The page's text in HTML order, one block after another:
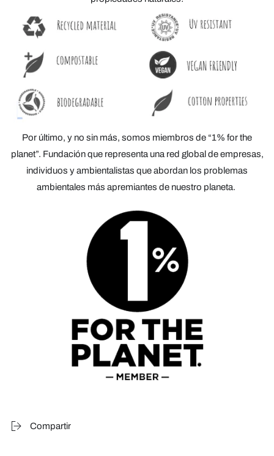
Por último, y no sin más, somos miembros de “1% for the
planet”. Fundación que representa una red global de empresas,
individuos y ambientalistas que abordan los problemas
ambientales más apremiantes de nuestro planeta.
Compartir